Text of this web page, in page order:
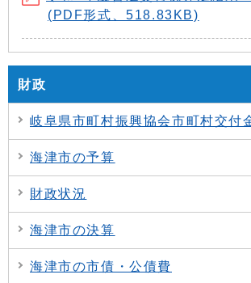
(PDF形式、518.83KB)
財政
岐阜県市町村振興協会市町村交付
海津市の予算
財政状況
海津市の決算
海津市の市債・公債費